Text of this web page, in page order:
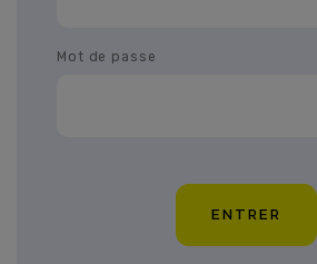
Mot de passe
ENTRER